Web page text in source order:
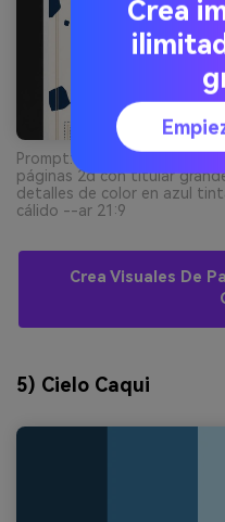
Prompt: diseño editorial de
páginas 2d con titular
detalles de color en azul
cálido --ar 21:9
Crea Visuales De
5) Cielo Caqui
Crea